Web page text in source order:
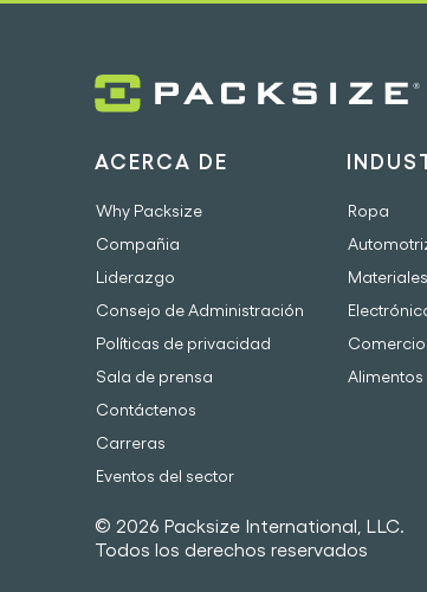
ACERCA DE
Why Packsize
Compañia
Liderazgo
Consejo de Administración
Políticas de privacidad
Sala de prensa
Contáctenos
Carreras
Eventos del sector
Ropa
Comercio
Alimentos
© 2026 Packsize International, LLC.
Todos los derechos reservados